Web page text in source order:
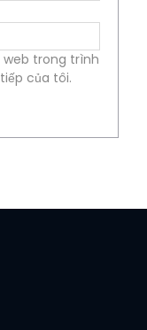
web trong trình
của tôi.